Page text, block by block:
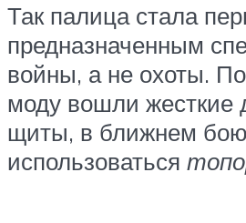
Так палица стала
предназначенным
войны, а не охоты.
моду вошли жесткие
щиты, в ближнем
использоваться